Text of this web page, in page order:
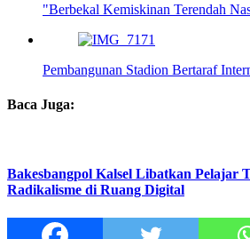
"Berbekal Kemiskinan Terendah
Pembangunan Stadion Bertaraf
Baca Juga:
Bakesbangpol Kalsel Libatkan Pelajar
Radikalisme di Ruang Digital